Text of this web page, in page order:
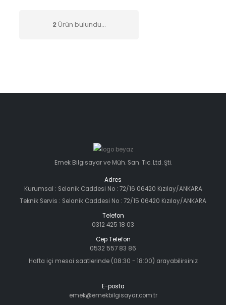
2Ürün bulundu...
Emek Bilgisayar ve Müh. San. Tic. Ltd. Şti.
Adres
Kurumsal : Selanik Caddesi No : 72/16 06420 Kızılay/ANKARA
Teknik Servis : Selanik Caddesi No : 72/15 06420 Kızılay/ANKARA
Telefon
0312 425 18 03
Cep Telefon
0532 557 83 86
Hafta içi mesai saatlerinde (08:30 - 18:00) arayabilirsiniz
E-posta
emek@emekbilgisayar.com.tr